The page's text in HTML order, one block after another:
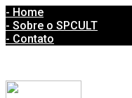
- Home
- Sobre o SPCULT
- Contato